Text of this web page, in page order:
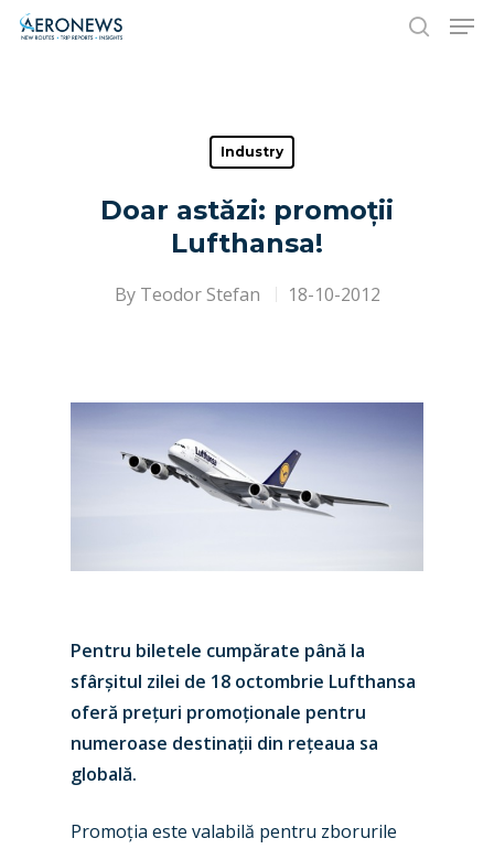
Hit enter to search or ESC to close
Industry
Doar astăzi: promoții
Lufthansa!
By Teodor Stefan 18-10-2012
Pentru biletele cumpărate până la
sfârșitul zilei de 18 octombrie Lufthansa
oferă prețuri promoționale pentru
numeroase destinații din rețeaua sa
globală.
Promoția este valabilă pentru zborurile